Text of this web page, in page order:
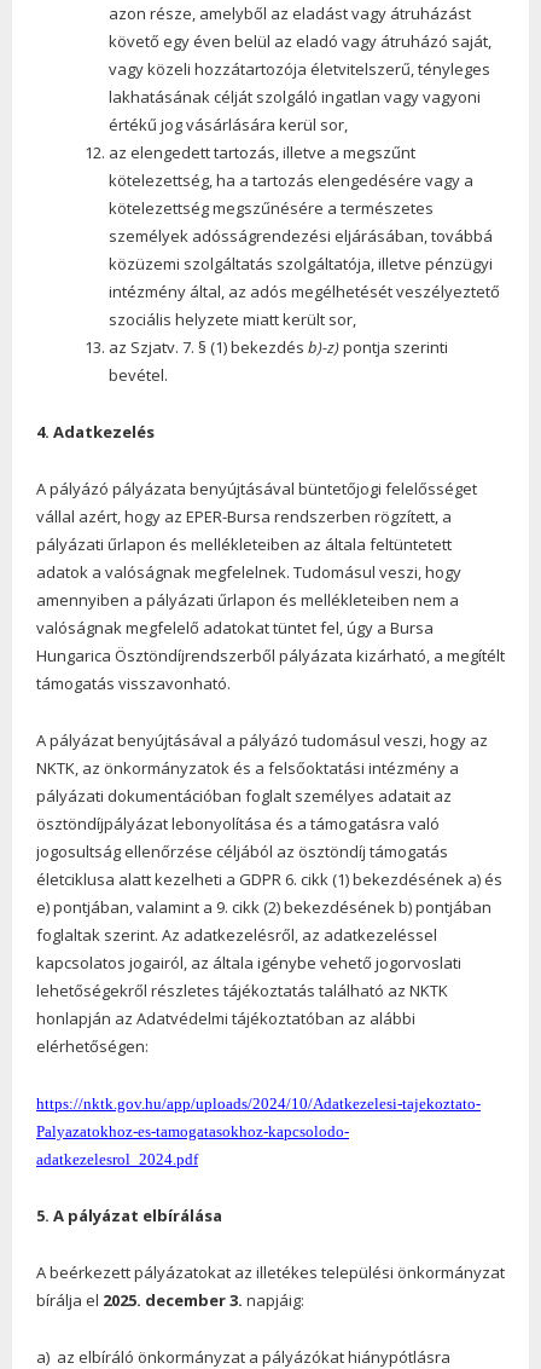
azon része, amelyből az eladást vagy átruházást
követő egy éven belül az eladó vagy átruházó saját,
vagy közeli hozzátartozója életvitelszerű, tényleges
lakhatásának célját szolgáló ingatlan vagy vagyoni
értékű jog vásárlására kerül sor,
az elengedett tartozás, illetve a megszűnt
kötelezettség, ha a tartozás elengedésére vagy a
kötelezettség megszűnésére a természetes
személyek adósságrendezési eljárásában, továbbá
közüzemi szolgáltatás szolgáltatója, illetve pénzügyi
intézmény által, az adós megélhetését veszélyeztető
szociális helyzete miatt került sor,
az Szjatv. 7. § (1) bekezdés b)-z)pontja szerinti
bevétel.
4. Adatkezelés
A pályázó pályázata benyújtásával büntetőjogi felelősséget
vállal azért, hogy az EPER-Bursa rendszerben rögzített, a
pályázati űrlapon és mellékleteiben az általa feltüntetett
adatok a valóságnak megfelelnek. Tudomásul veszi, hogy
amennyiben a pályázati űrlapon és mellékleteiben nem a
valóságnak megfelelő adatokat tüntet fel, úgy a Bursa
Hungarica Ösztöndíjrendszerből pályázata kizárható, a megítélt
támogatás visszavonható.
A pályázat benyújtásával a pályázó tudomásul veszi, hogy az
NKTK, az önkormányzatok és a felsőoktatási intézmény a
pályázati dokumentációban foglalt személyes adatait az
ösztöndíjpályázat lebonyolítása és a támogatásra való
jogosultság ellenőrzése céljából az ösztöndíj támogatás
életciklusa alatt kezelheti a GDPR 6. cikk (1) bekezdésének a) és
e) pontjában, valamint a 9. cikk (2) bekezdésének b) pontjában
foglaltak szerint. Az adatkezelésről, az adatkezeléssel
kapcsolatos jogairól, az általa igénybe vehető jogorvoslati
lehetőségekről részletes tájékoztatás található az NKTK
honlapján az Adatvédelmi tájékoztatóban az alábbi
elérhetőségen:
https://nktk.gov.hu/app/uploads/2024/10/Adatkezelesi-tajekoztato-
Palyazatokhoz-es-tamogatasokhoz-kapcsolodo-
adatkezelesrol_2024.pdf
5. A pályázat elbírálása
A beérkezett pályázatokat az illetékes települési önkormányzat
bírálja el 2025. december 3. napjáig:
a) az elbíráló önkormányzat a pályázókat hiánypótlásra